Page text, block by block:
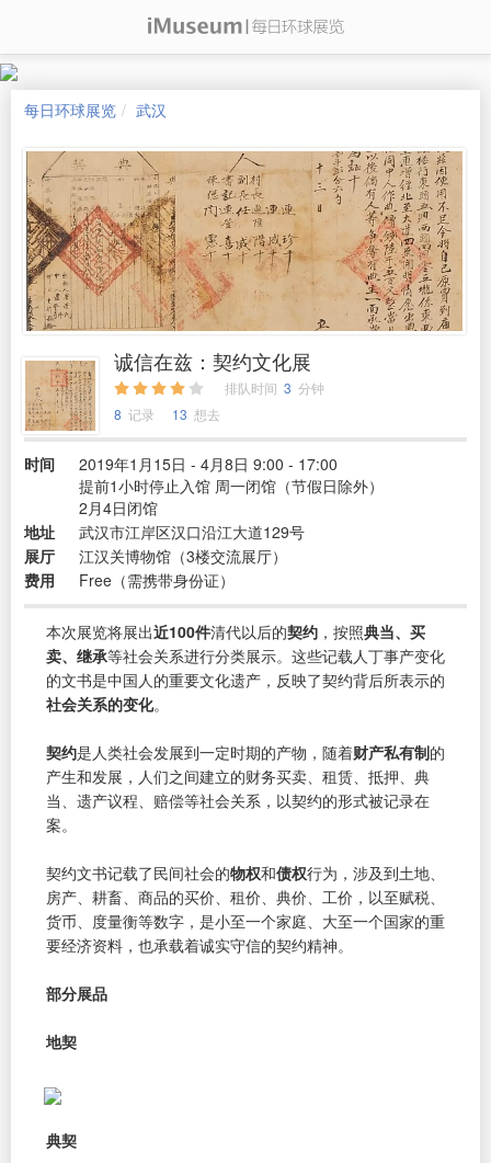
每日环球展览 武汉
诚信在兹：契约文化展
排队时间 3 分钟
8 记录 13 想去
时间
2019年1月15日 - 4月8日 9:00 - 17:00
提前1小时停止入馆 周一闭馆（节假日除外）
2月4日闭馆
地址
武汉市江岸区汉口沿江大道129号
展厅
江汉关博物馆（3楼交流展厅）
费用
Free（需携带身份证）
本次展览将展出近100件清代以后的契约 ，按照典当、买
卖、继承等社会关系进行分类展示。这些记载人丁事产变化
的文书是中国人的重要文化遗产，反映了契约背后所表示的
社会关系的变化。
契约是人类社会发展到一定时期的产物，随着财产私有制的
产生和发展，人们之间建立的财务买卖、租赁、抵押、典
当、遗产议程、赔偿等社会关系，以契约的形式被记录在
案。
契约文书记载了民间社会的物权和债权行为，涉及到土地、
房产、耕畜、商品的买价、租价、典价、工价，以至赋税、
货币、度量衡等数字，是小至一个家庭、大至一个国家的重
要经济资料，也承载着诚实守信的契约精神。
部分展品
地契
典契